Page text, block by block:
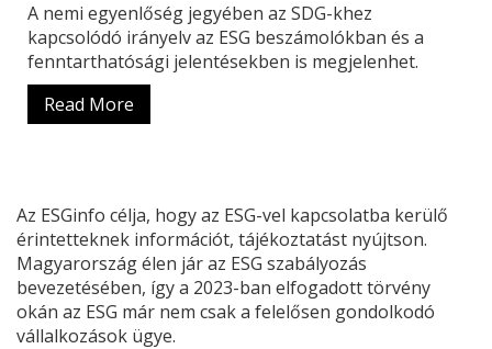
A nemi egyenlőség jegyében az SDG-khez
kapcsolódó irányelv az ESG beszámolókban és a
fenntarthatósági jelentésekben is megjelenhet.
Read More
Az ESGinfo célja, hogy az ESG-vel kapcsolatba kerülő
érintetteknek információt, tájékoztatást nyújtson.
Magyarország élen jár az ESG szabályozás
bevezetésében, így a 2023-ban elfogadott törvény
okán az ESG már nem csak a felelősen gondolkodó
vállalkozások ügye.